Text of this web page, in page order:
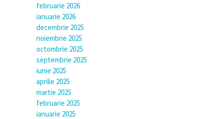
februarie 2026
ianuarie 2026
decembrie 2025
noiembrie 2025
octombrie 2025
septembrie 2025
iunie 2025
aprilie 2025
martie 2025
februarie 2025
ianuarie 2025